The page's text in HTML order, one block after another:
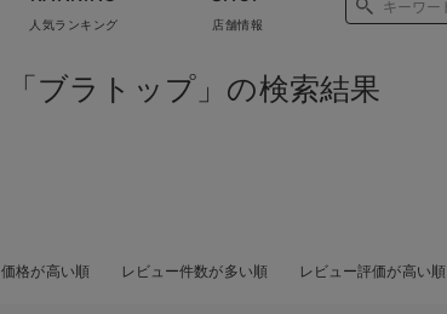
人気ランキング 店舗情報
「ブラトップ」の検索結果
価格が高い順 レビュー件数が多い順 レビュー評価が高い順